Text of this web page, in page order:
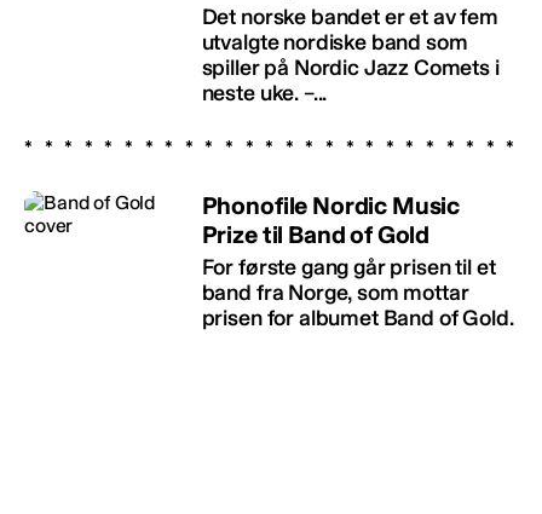
Det norske bandet er et av fem
utvalgte nordiske band som
spiller på Nordic Jazz Comets i
neste uke. –...
Phonofile Nordic Music
Prize til Band of Gold
For første gang går prisen til et
band fra Norge, som mottar
prisen for albumet Band of Gold.